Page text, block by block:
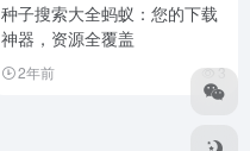
种子搜索大全蚂蚁：您的下载
神器，资源全覆盖
2年前 3